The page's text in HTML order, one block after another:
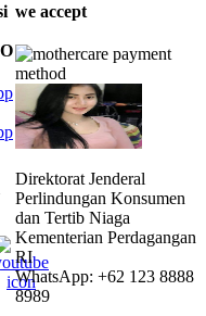
we accept
Direktorat Jenderal
Perlindungan Konsumen
dan Tertib Niaga
Kementerian Perdagangan
RI
WhatsApp: +62 123 8888
8989